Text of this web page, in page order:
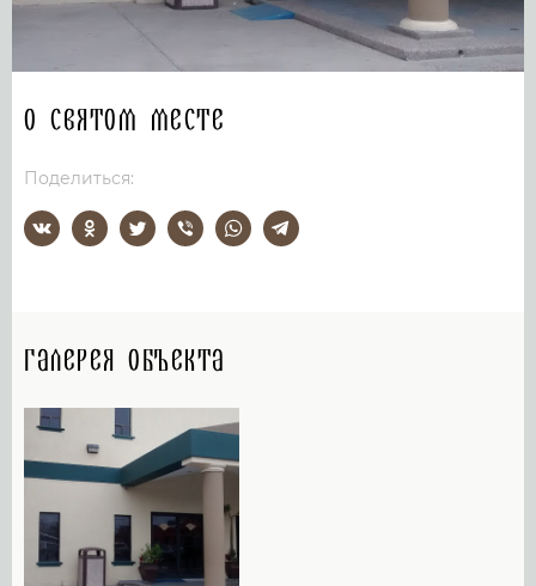
О святом месте
Поделиться:
Галерея объекта